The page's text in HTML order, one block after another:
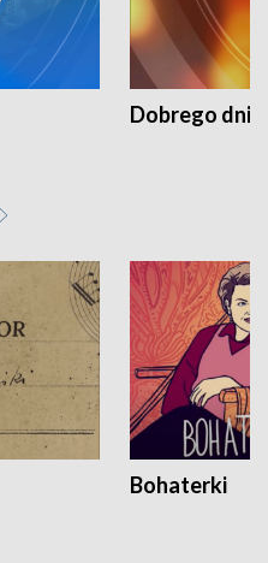
Dobrego dnia
Bohaterki